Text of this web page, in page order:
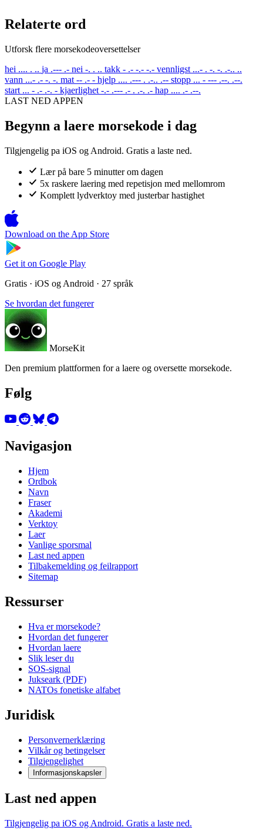
Relaterte ord
Utforsk flere morsekodeoversettelser
hei .... . .. ja .--- .- nei -. . .. takk - .- -.- -.- vennligst ...- . -. -. .-.. ..
vann ...- .- -. -. mat -- .- - hjelp .... .--- . .-.. .-- stopp ... - --- .--. .--.
start ... - .- .-. - kjaerlighet -.- .--- .- . .-. .- hap .... .- .--.
LAST NED APPEN
Begynn a laere morsekode i dag
Tilgjengelig pa iOS og Android. Gratis a laste ned.
Lær på bare 5 minutter om dagen
5x raskere laering med repetisjon med mellomrom
Komplett lydverktoy med justerbar hastighet
Download on the App Store
Get it on Google Play
Gratis · iOS og Android · 27 språk
Se hvordan det fungerer
MorseKit
Den premium plattformen for a laere og oversette morsekode.
Følg
Navigasjon
Hjem
Ordbok
Navn
Fraser
Akademi
Verktoy
Laer
Vanlige sporsmal
Last ned appen
Tilbakemelding og feilrapport
Sitemap
Ressurser
Hva er morsekode?
Hvordan det fungerer
Hvordan laere
Slik leser du
SOS-signal
Jukseark (PDF)
NATOs fonetiske alfabet
Juridisk
Personvernerklæring
Vilkår og betingelser
Tilgjengelighet
Informasjonskapsler
Last ned appen
Tilgjengelig pa iOS og Android. Gratis a laste ned.